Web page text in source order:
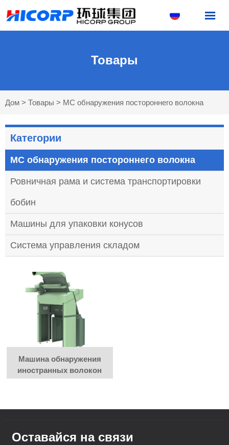

Товары
Дом > Товары > MC обнаружения постороннего волокна
Категории
MC обнаружения постороннего волокна
Ровничная рама и система транспортировки
бобин
Машины для упаковки конусов
Система управления складом
Машина обнаружения
иностранных волокон
Оставайся на связи